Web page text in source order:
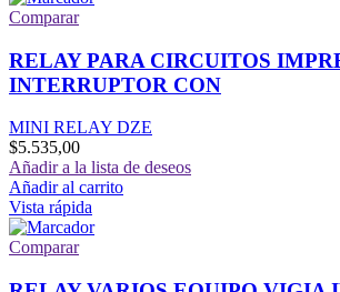
Comparar
RELAY PARA CIRCUITOS
INTERRUPTOR CON
MINI RELAY DZE
$5.535,00
Añadir a la lista de deseos
Añadir al carrito
Vista rápida
Comparar